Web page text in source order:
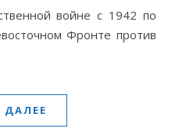
Фронте против
ДАЛЕЕ